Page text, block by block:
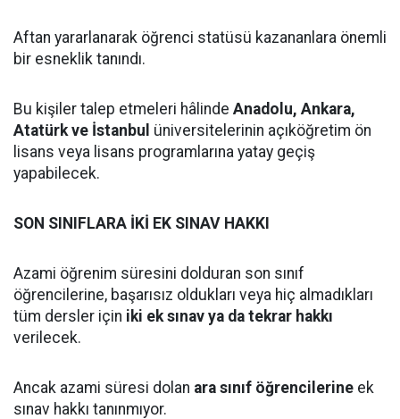
Aftan yararlanarak öğrenci statüsü kazananlara önemli
bir esneklik tanındı.
Bu kişiler talep etmeleri hâlinde Anadolu, Ankara,
Atatürk ve İstanbul üniversitelerinin açıköğretim ön
lisans veya lisans programlarına yatay geçiş
yapabilecek.
SON SINIFLARA İKİ EK SINAV HAKKI
Azami öğrenim süresini dolduran son sınıf
öğrencilerine, başarısız oldukları veya hiç almadıkları
tüm dersler için iki ek sınav ya da tekrar hakkı
verilecek.
Ancak azami süresi dolan ara sınıf öğrencilerine ek
sınav hakkı tanınmıyor.